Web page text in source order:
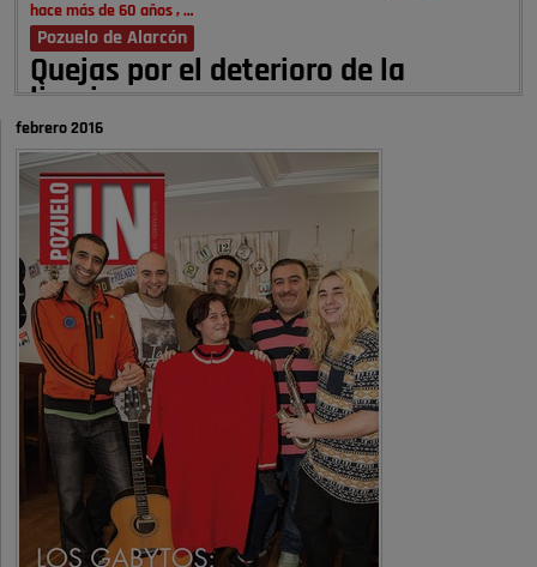
hace más de 60 años , …
Pozuelo de Alarcón
Quejas por el deterioro de la
limpieza …
A ver si es posible que haya vivienda para familias con hijos y no
solamente jóvenes que no es tan …
Pozuelo de Alarcón
Pozuelo desbloquea
definitivamente Huerta Grande: las
obras …
Donde pueden inscribirse las personas empadronados en Pozuelo para
la vivienda asequible .
Pozuelo de Alarcón
Pozuelo desbloquea
definitivamente Huerta Grande: las
obras …
También pienso que si no fuéramos tan sucios no haría falta denunciar
febrero 2016